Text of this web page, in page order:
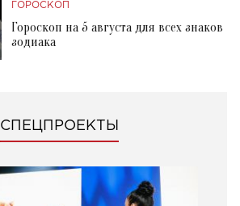
ГОРОСКОП
Гороскоп на 5 августа для всех знаков
зодиака
СПЕЦПРОЕКТЫ